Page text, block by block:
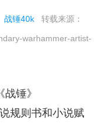
战锤40k 转载来源：
warhammer-artist-
锤》
规则书和小说赋